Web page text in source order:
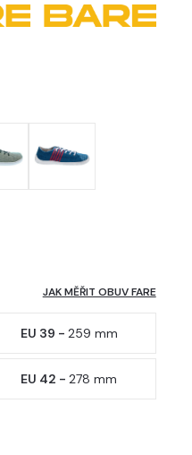
JAK MĚŘIT OBUV FARE
EU 39 - 259 mm
EU 42 -278 mm